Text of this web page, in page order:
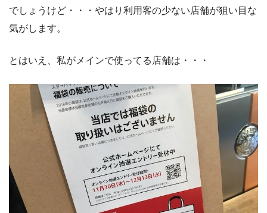
でしょうけど・・・やはり利用客の少ない店舗が狙い目な
気がします。
とはいえ、私がメインで使ってる店舗は・・・